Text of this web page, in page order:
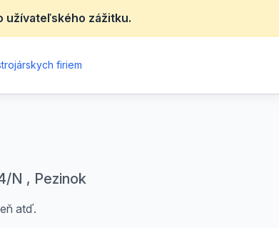
užívateľského zážitku.
firiem
N , Pezinok
atď.